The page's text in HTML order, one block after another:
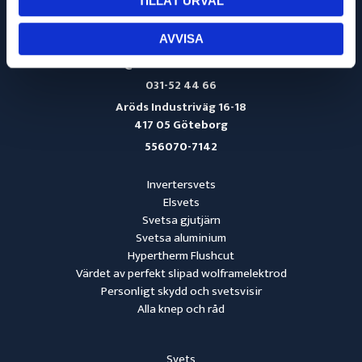
AVVISA
Invertersvets
Elsvets
Svetsa gjutjärn
Svetsa aluminium
Hypertherm Flushcut
Värdet av perfekt slipad wolframelektrod
Personligt skydd och svetsvisir
Alla knep och råd
info@svetsmaskinservice.se
031-52 44 66
Aröds Industriväg 16-18
417 05 Göteborg
556070-7142